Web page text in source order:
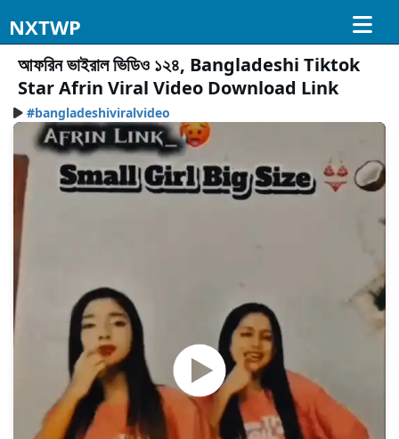
NXTWP
আফরিন ভাইরাল ভিডিও ১২৪, Bangladeshi Tiktok
Star Afrin Viral Video Download Link
#bangladeshiviralvideo